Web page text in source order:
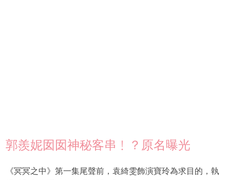
郭羨妮囡囡神秘客串﹗？原名曝光
《冥冥之中》第一集尾聲前，袁綺雯飾演寶玲為求目的，執